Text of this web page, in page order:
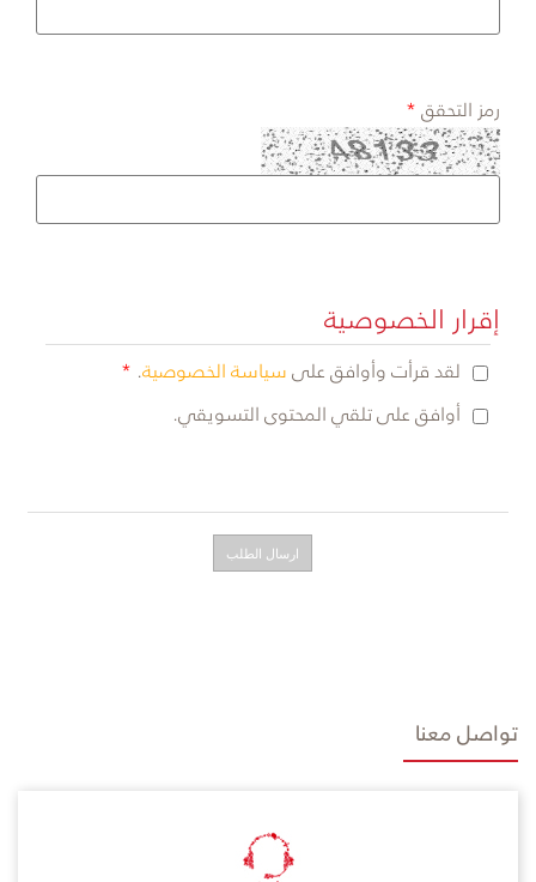
رمز التحقق
إقرار الخصوصية
لقد قرأت وأوافق علىسياسة الخصوصية.
أوافق على تلقي المحتوى التسويقي.
تواصل معنا